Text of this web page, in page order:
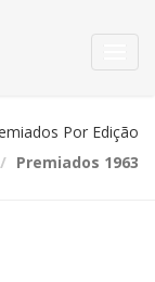
Por Edição
Premiados 1963